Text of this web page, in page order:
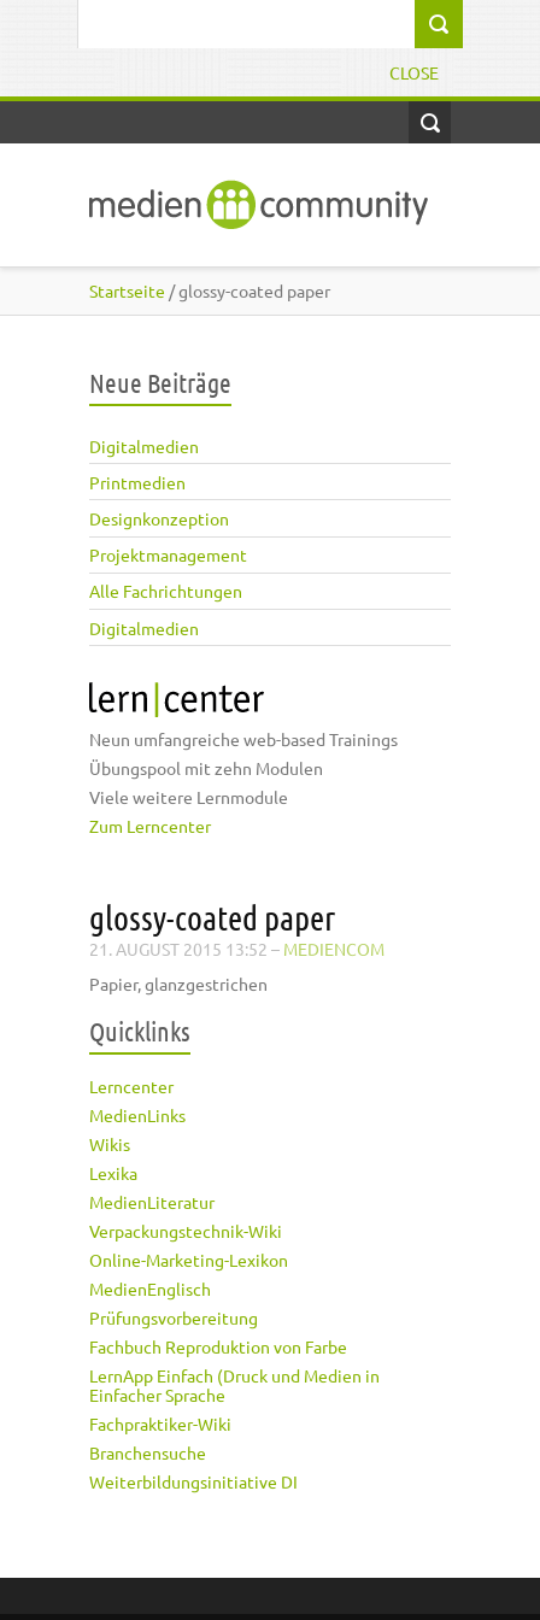
CLOSE
Startseite / glossy-coated paper
Neue Beiträge
Digitalmedien
Printmedien
Designkonzeption
Projektmanagement
Alle Fachrichtungen
Digitalmedien
Neun umfangreiche web-based Trainings
Übungspool mit zehn Modulen
Viele weitere Lernmodule
Zum Lerncenter
glossy-coated paper
21. AUGUST 2015 13:52 – MEDIENCOM
Papier, glanzgestrichen
Quicklinks
Lerncenter
MedienLinks
Wikis
Lexika
MedienLiteratur
Verpackungstechnik-Wiki
Online-Marketing-Lexikon
MedienEnglisch
Prüfungsvorbereitung
Fachbuch Reproduktion von Farbe
LernApp Einfach (Druck und Medien in
Einfacher Sprache
Fachpraktiker-Wiki
Branchensuche
Weiterbildungsinitiative DI